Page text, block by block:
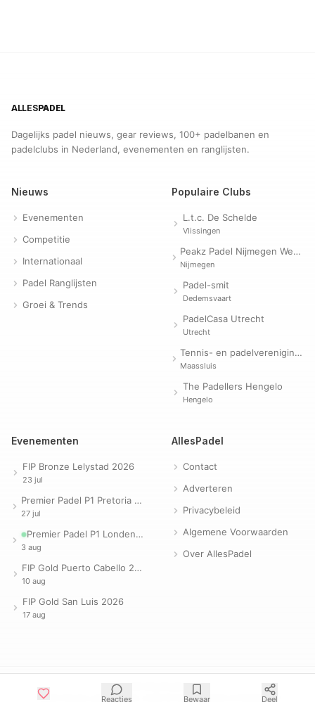
Reacties Bewaar Deel
ALLESPADEL
Dagelijks padel nieuws, gear reviews, 100+ padelbanen en
padelclubs in Nederland, evenementen en ranglijsten.
Nieuws
Evenementen
Competitie
Internationaal
Padel Ranglijsten
Groei & Trends
Populaire Clubs
L.t.c. De Schelde
Vlissingen
Peakz Padel Nijmegen Westerpark | Padelclub
Nijmegen
Padel-smit
Dedemsvaart
PadelCasa Utrecht
Utrecht
Tennis- en padelvereniging Evergreen
Maassluis
The Padellers Hengelo
Hengelo
Evenementen
FIP Bronze Lelystad 2026
23 jul
Premier Padel P1 Pretoria 2026
27 jul
Premier Padel P1 Londen 2026
3 aug
FIP Gold Puerto Cabello 2026
10 aug
FIP Gold San Luis 2026
17 aug
AllesPadel
Contact
Adverteren
Privacybeleid
Algemene Voorwaarden
Over AllesPadel
© 2026 AllesPadel.com
Padel nieuws, padelbanen, clubs & evenementen in Nederland